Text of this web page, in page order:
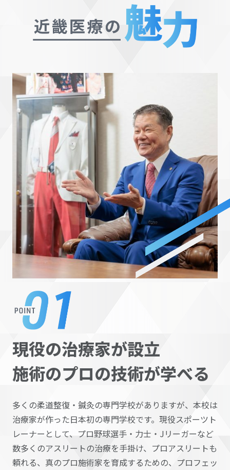
現役の治療家が設立
施術のプロの技術が学べる
多くの柔道整復・鍼灸の専門学校がありますが、本校は
治療家が作った日本初の専門学校です。現役スポーツト
レーナーとして、プロ野球選手・力士・Jリーガーなど
数多くのアスリートの治療を手掛け、プロアスリートも
頼れる、真のプロ施術家を育成するための、プロフェッ